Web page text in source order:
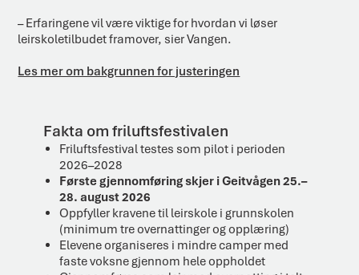
– Erfaringene vil være viktige for hvordan vi løser
leirskoletilbudet framover, sier Vangen.
Les mer om bakgrunnen for justeringen
Fakta om friluftsfestivalen
Friluftsfestival testes som pilot i perioden
2026–2028
Første gjennomføring skjer i Geitvågen 25.–
28. august 2026
Oppfyller kravene til leirskole i grunnskolen
(minimum tre overnattinger og opplæring)
Elevene organiseres i mindre camper med
faste voksne gjennom hele oppholdet